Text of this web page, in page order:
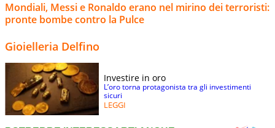
Mondiali, Messi e Ronaldo erano nel mirino dei terroristi:
pronte bombe contro la Pulce
Gioielleria Delfino
Investire in oro
L’oro torna protagonista tra gli investimenti
sicuri
LEGGI